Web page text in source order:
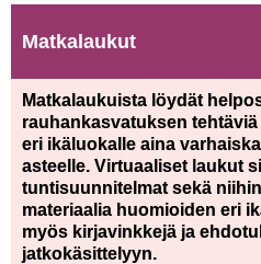
Matkalaukut
Matkalaukuista löydät
rauhankasvatuksen
eri ikäluokalle aina
asteelle. Virtuaaliset laukut
tuntisuunnitelmat sekä
materiaalia huomioiden eri
myös kirjavinkkejä ja
jatkokäsittelyyn.